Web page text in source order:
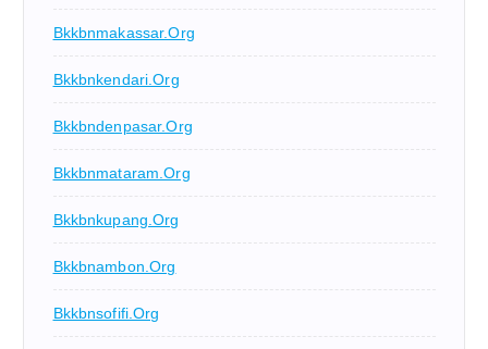
Bkkbnmakassar.org
Bkkbnkendari.org
Bkkbndenpasar.org
Bkkbnmataram.org
Bkkbnkupang.org
Bkkbnambon.org
Bkkbnsofifi.org